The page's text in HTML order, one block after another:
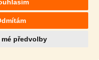
předvolby